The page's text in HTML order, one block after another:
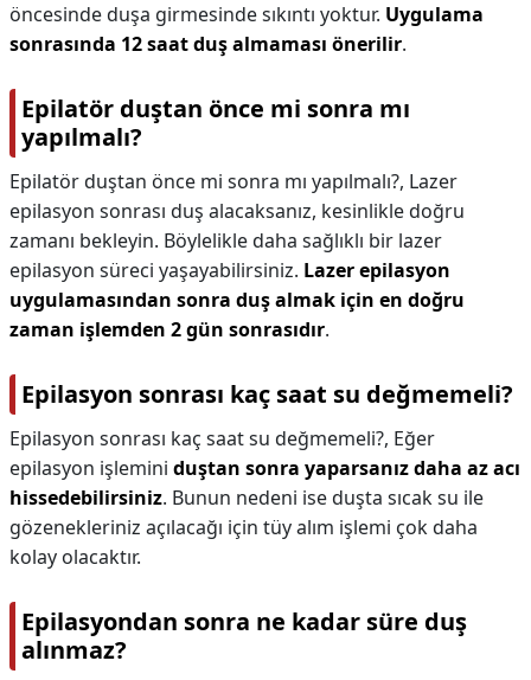
öncesinde duşa girmesinde sıkıntı yoktur. Uygulama
sonrasında 12 saat duş almaması önerilir.
Epilatör duştan önce mi sonra mı
yapılmalı?
Epilatör duştan önce mi sonra mı yapılmalı?, Lazer
epilasyon sonrası duş alacaksanız, kesinlikle doğru
zamanı bekleyin. Böylelikle daha sağlıklı bir lazer
epilasyon süreci yaşayabilirsiniz. Lazer epilasyon
uygulamasından sonra duş almak için en doğru
zaman işlemden 2 gün sonrasıdır.
Epilasyon sonrası kaç saat su değmemeli?
Epilasyon sonrası kaç saat su değmemeli?, Eğer
epilasyon işlemini duştan sonra yaparsanız daha az acı
hissedebilirsiniz. Bunun nedeni ise duşta sıcak su ile
gözenekleriniz açılacağı için tüy alım işlemi çok daha
kolay olacaktır.
Epilasyondan sonra ne kadar süre duş
alınmaz?